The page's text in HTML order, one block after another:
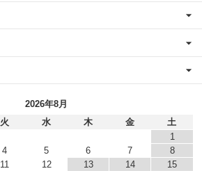
2026年8月
火 水 木 金
土
1
4 5 6 7
8
11 12 13 14
15